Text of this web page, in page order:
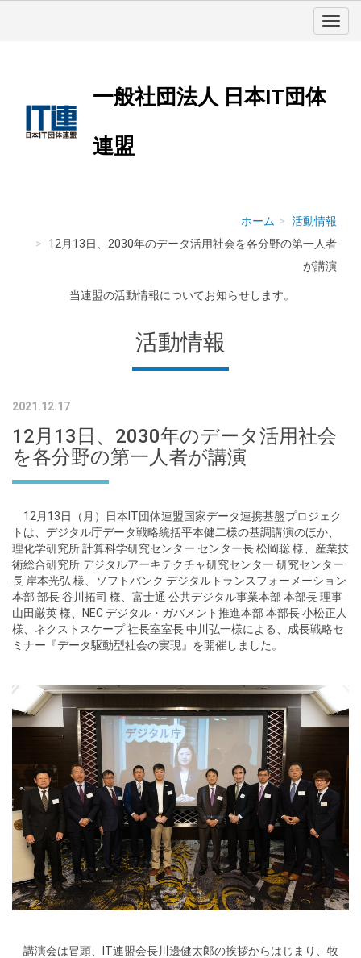
一般社団法人 日本IT団体
連盟
ホーム
活動情報
12月13日、2030年のデータ活用社会を各分野の第一人者
が講演
当連盟の活動情報についてお知らせします。
活動情報
2021.12.17
12月13日、2030年のデータ活用社会
を各分野の第一人者が講演
12月13日（月）日本IT団体連盟国家データ連携基盤プロジェク
トは、デジタル庁データ戦略統括平本健二様の基調講演のほか、
理化学研究所 計算科学研究センター センター長 松岡聡 様、産業技
術総合研究所 デジタルアーキテクチャ研究センター 研究センター
長 岸本光弘 様、ソフトバンク デジタルトランスフォーメーション
本部 部長 谷川拓司 様、富士通 公共デジタル事業本部 本部長 理事
山田厳英 様、NEC デジタル・ガバメント推進本部 本部長 小松正人
様、ネクストスケープ 社長室室長 中川弘一様による、成長戦略セ
ミナー『データ駆動型社会の実現』を開催しました。
講演会は冒頭、IT連盟会長川邊健太郎の挨拶からはじまり、牧